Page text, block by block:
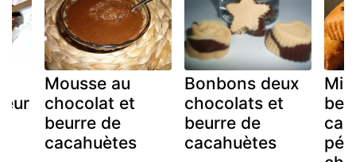
Mousse au
chocolat et
beurre de
cacahuètes
Bonbons deux
chocolats et
beurre de
cacahuètes